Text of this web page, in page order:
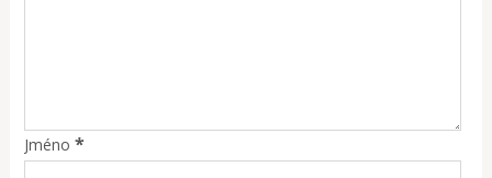
Jméno *